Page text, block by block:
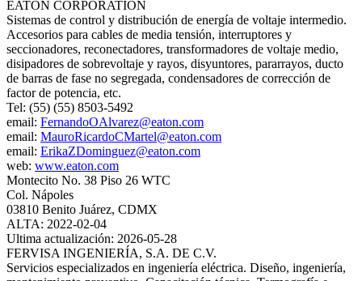
EATON CORPORATION
Sistemas de control y distribución de energía de voltaje intermedio.
Accesorios para cables de media tensión, interruptores y
seccionadores, reconectadores, transformadores de voltaje medio,
disipadores de sobrevoltaje y rayos, disyuntores, pararrayos, ducto
de barras de fase no segregada, condensadores de corrección de
factor de potencia, etc.
Tel: (55) (55) 8503-5492
email: FernandoOAlvarez@eaton.com
email: MauroRicardoCMartel@eaton.com
email: ErikaZDominguez@eaton.com
web: www.eaton.com
Montecito No. 38 Piso 26 WTC
Col. Nápoles
03810 Benito Juárez, CDMX
ALTA: 2022-02-04
Ultima actualización: 2026-05-28
FERVISA INGENIERÍA, S.A. DE C.V.
Servicios especializados en ingeniería eléctrica. Diseño, ingeniería,